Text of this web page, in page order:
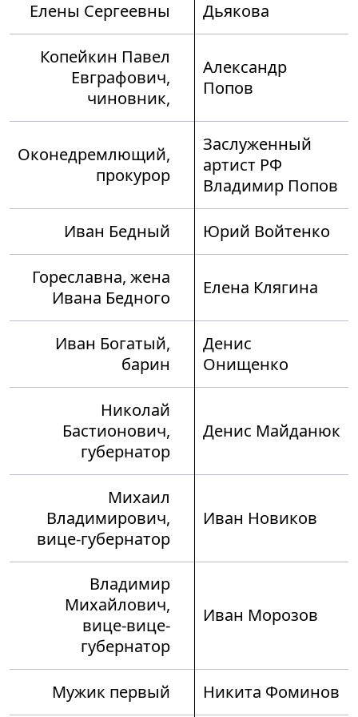
Елены Сергеевны
Дьякова
Копейкин Павел
Евграфович,
чиновник,
Александр
Попов
Оконедремлющий,
прокурор
Заслуженный
артист РФ
Владимир Попов
Иван Бедный Юрий Войтенко
Гореславна, жена
Ивана Бедного
Елена Клягина
Иван Богатый,
барин
Денис
Онищенко
Николай
Бастионович,
губернатор
Денис Майданюк
Михаил
Владимирович,
вице-губернатор
Иван Новиков
Владимир
Михайлович,
вице-вице-
губернатор
Иван Морозов
Мужик первый Никита Фоминов